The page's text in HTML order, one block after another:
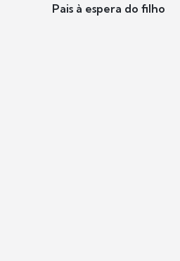
Pais à espera do filho